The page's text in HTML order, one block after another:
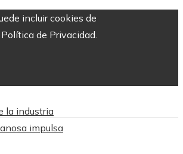
incluir cookies de
de Privacidad.
la industria
impulsa